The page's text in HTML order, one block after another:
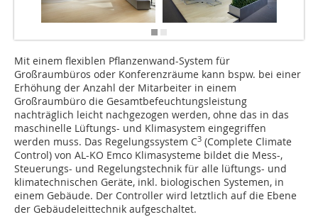
Mit einem flexiblen Pflanzenwand-System für
Großraumbüros oder Konferenzräume kann bspw. bei einer
Erhöhung der Anzahl der Mitarbeiter in einem
Großraumbüro die Gesamtbefeuchtungsleistung
nachträglich leicht nachgezogen werden, ohne das in das
maschinelle Lüftungs- und Klimasystem eingegriffen
werden muss. Das Regelungssystem C3 (Complete Climate
Control) von AL-KO Emco Klimasysteme bildet die Mess-,
Steuerungs- und Regelungstechnik für alle lüftungs- und
klimatechnischen Geräte, inkl. biologischen Systemen, in
einem Gebäude. Der Controller wird letztlich auf die Ebene
der Gebäudeleittechnik aufgeschaltet.